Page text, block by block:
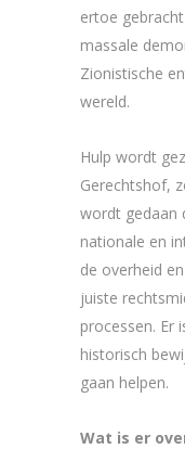
ertoe
massale
Zionistische
wereld.
Hulp wordt
Gerechtshof,
wordt gedaan
nationale en
de overheid
juiste
processen. Er
historisch
gaan helpen.
Wat is er